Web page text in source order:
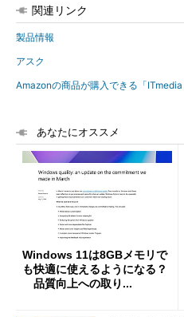
関連リンク
製品情報
アスク
Amazonの商品が購入できる「ITmedia
あなたにオススメ
Windows 11は8GBメモリで
も快適に使えるようになる？
品質向上への取り...